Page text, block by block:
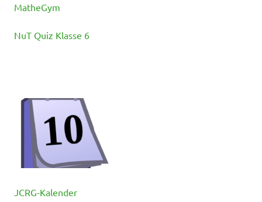
MatheGym
NuT Quiz Klasse 6
JCRG-Kalender